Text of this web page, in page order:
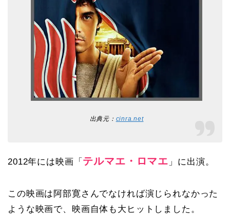
出典元： cinra.net
2012年には映画「 テルマエ・ロマエ 」に出演。
この映画は阿部寛さんでなければ演じられなかった
ような映画で、映画自体も大ヒットしました。